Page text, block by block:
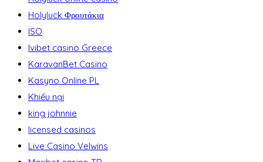
Holyluck Φρουτάκια
ISO
Ivibet casino Greece
KaravanBet Casino
Kasyno Online PL
Khiếu nại
king johnnie
licensed casinos
Live Casino Velwins